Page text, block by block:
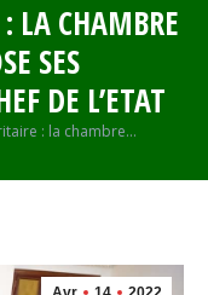
LA CHAMBRE
SES
DE L’ETAT
: la chambre…